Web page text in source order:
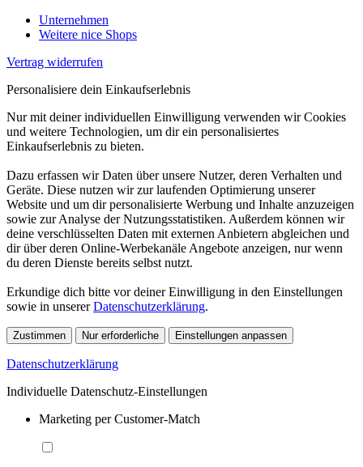
Unternehmen
Weitere nice Shops
Vertrag widerrufen
Personalisiere dein Einkaufserlebnis
Nur mit deiner individuellen Einwilligung verwenden wir Cookies
und weitere Technologien, um dir ein personalisiertes
Einkaufserlebnis zu bieten.
Dazu erfassen wir Daten über unsere Nutzer, deren Verhalten und
Geräte. Diese nutzen wir zur laufenden Optimierung unserer
Website und um dir personalisierte Werbung und Inhalte anzuzeigen
sowie zur Analyse der Nutzungsstatistiken. Außerdem können wir
deine verschlüsselten Daten mit externen Anbietern abgleichen und
dir über deren Online-Werbekanäle Angebote anzeigen, nur wenn
du deren Dienste bereits selbst nutzt.
Erkundige dich bitte vor deiner Einwilligung in den Einstellungen
sowie in unsererDatenschutzerklärung.
Zustimmen Nur erforderliche Einstellungen anpassen
Datenschutzerklärung
Individuelle Datenschutz-Einstellungen
Marketing per Customer-Match